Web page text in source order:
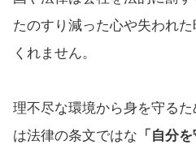
たのすり減った心や失われ
くれません。
理不尽な環境から身を守る
は法律の条文ではな 「自分